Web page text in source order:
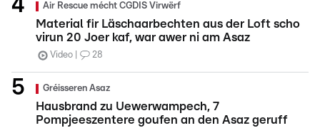
Air Rescue mécht CGDIS Virwërf
Material fir Läschaarbechten aus der Loft scho
virun 20 Joer kaf, war awer ni am Asaz
Video 28
Gréisseren Asaz
Hausbrand zu Uewerwampech, 7
Pompjeeszentere goufen an den Asaz geruff